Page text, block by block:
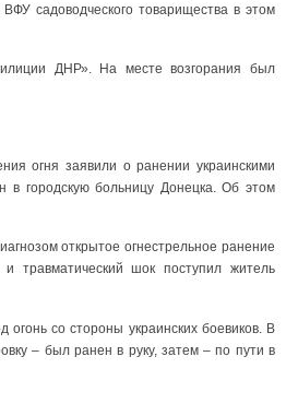
садоводческого товарищества в этом
ДНР». На месте возгорания был
огня заявили о ранении украинскими
в городскую больницу Донецка. Об этом
открытое огнестрельное ранение
травматический шок поступил житель
огонь со стороны украинских боевиков. В
– был ранен в руку, затем – по пути в